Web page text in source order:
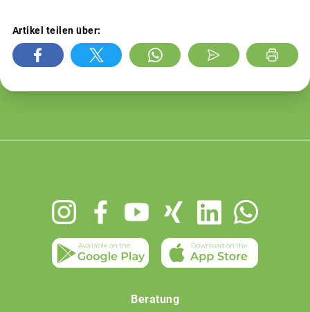
Artikel teilen über:
Beratung